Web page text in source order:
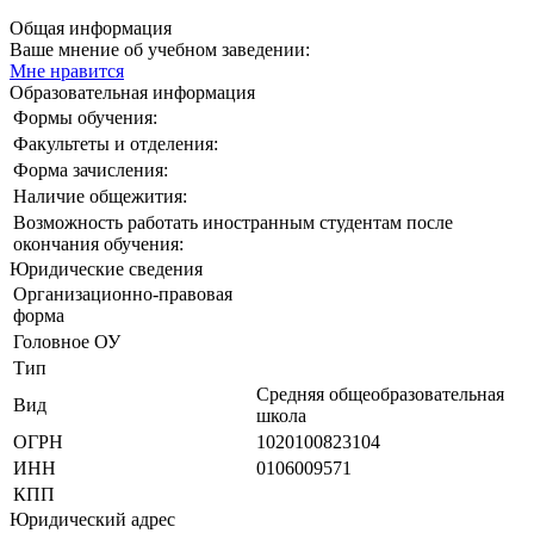
Общая информация
Ваше мнение об учебном заведении:
Мне нравится
Образовательная информация
Формы обучения:
Факультеты и отделения:
Форма зачисления:
Наличие общежития:
Возможность работать иностранным студентам после
окончания обучения:
Юридические сведения
Организационно-правовая
форма
Головное ОУ
Тип
Вид
Средняя общеобразовательная
школа
ОГРН
1020100823104
ИНН
0106009571
КПП
Юридический адрес